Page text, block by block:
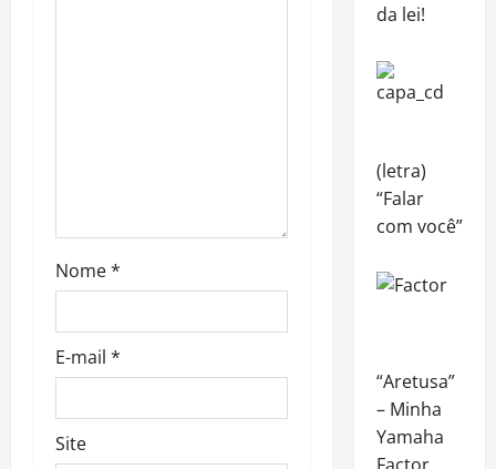
Nome*
E-mail *
Site
da lei!
(letra)
“Falar
com você”
“Aretusa”
– Minha
Yamaha